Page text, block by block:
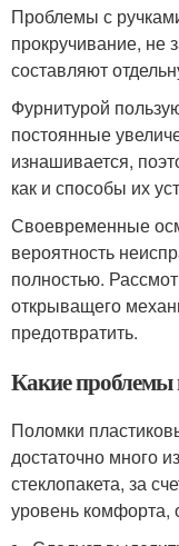
Проблемы с
прокручивание, не
составляют
Фурнитурой
постоянные
изнашивается,
как и способы их
Своевременные
вероятность
полностью.
открыващего
предотвратить.
Какие проблемы
Поломки
достаточно много
стеклопакета, за
уровень комфорта,